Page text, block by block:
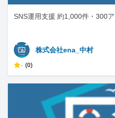
SNS運用支援 約1,000件・300
株式会社ena_中村
- (0)